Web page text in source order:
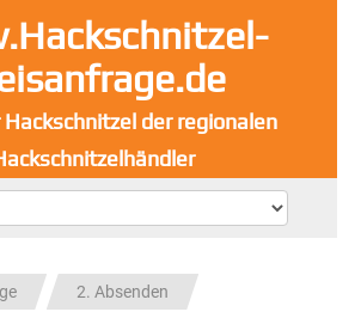
Hackschnitzel der regionalen
2. Absenden